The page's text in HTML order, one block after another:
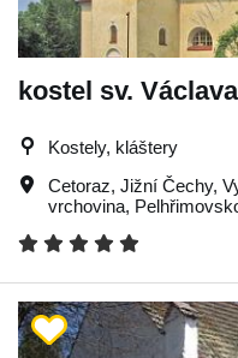
kostel sv. Václava
Kostely, kláštery
Cetoraz, Jižní Čechy,
vrchovina,